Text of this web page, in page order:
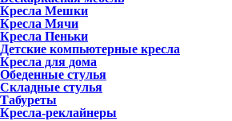
Кресла Мешки
Кресла Мячи
Кресла Пеньки
Детские компьютерные кресла
Кресла для дома
Обеденные стулья
Складные стулья
Табуреты
Кресла-реклайнеры